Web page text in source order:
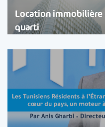
Location immobilière
quarti